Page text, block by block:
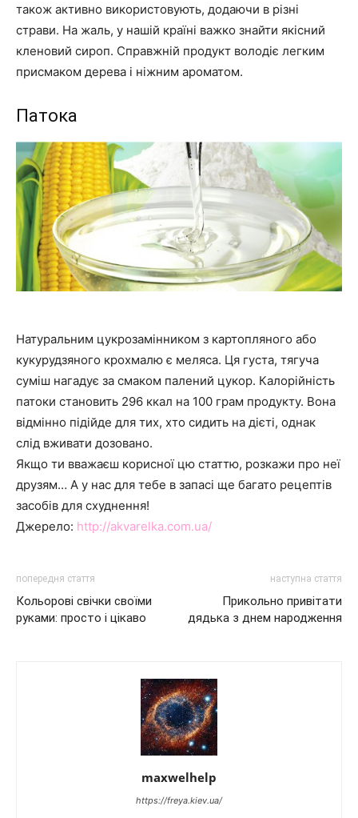
також активно використовують, додаючи в різні
страви. На жаль, у нашій країні важко знайти якісний
кленовий сироп. Справжній продукт володіє легким
присмаком дерева і ніжним ароматом.
Патока
Натуральним цукрозамінником з картопляного або
кукурудзяного крохмалю є меляса. Ця густа, тягуча
суміш нагадує за смаком палений цукор. Калорійність
патоки становить 296 ккал на 100 грам продукту. Вона
відмінно підійде для тих, хто сидить на дієті, однак
слід вживати дозовано.
Якщо ти вважаєш корисної цю статтю, розкажи про неї
друзям… А у нас для тебе в запасі ще багато рецептів
засобів для схуднення!
Джерело: http://akvarelka.com.ua/
попередня стаття
Кольорові свічки своїми
руками: просто і цікаво
наступна стаття
Прикольно привітати
дядька з днем народження
maxwelhelp
https://freya.kiev.ua/